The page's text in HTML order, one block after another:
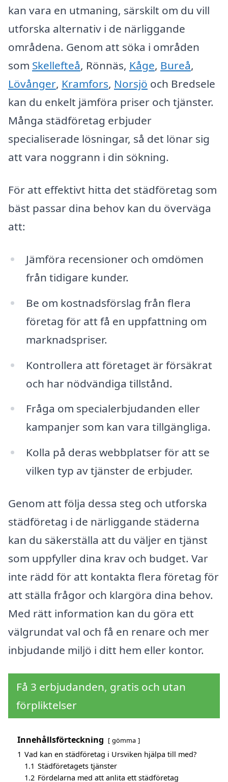
kan vara en utmaning, särskilt om du vill
utforska alternativ i de närliggande
områdena. Genom att söka i områden
som Skellefteå, Rönnäs, Kåge, Bureå,
Lövånger, Kramfors, Norsjö och Bredsele
kan du enkelt jämföra priser och tjänster.
Många städföretag erbjuder
specialiserade lösningar, så det lönar sig
att vara noggrann i din sökning.
För att effektivt hitta det städföretag som
bäst passar dina behov kan du överväga
att:
Jämföra recensioner och omdömen
från tidigare kunder.
Be om kostnadsförslag från flera
företag för att få en uppfattning om
marknadspriser.
Kontrollera att företaget är försäkrat
och har nödvändiga tillstånd.
Fråga om specialerbjudanden eller
kampanjer som kan vara tillgängliga.
Kolla på deras webbplatser för att se
vilken typ av tjänster de erbjuder.
Genom att följa dessa steg och utforska
städföretag i de närliggande städerna
kan du säkerställa att du väljer en tjänst
som uppfyller dina krav och budget. Var
inte rädd för att kontakta flera företag för
att ställa frågor och klargöra dina behov.
Med rätt information kan du göra ett
välgrundat val och få en renare och mer
inbjudande miljö i ditt hem eller kontor.
Få 3 erbjudanden, gratis och utan
förpliktelser
Innehållsförteckning gömma
1 Vad kan en städföretag i Ursviken hjälpa till med?
1.1 Städföretagets tjänster
1.2 Fördelarna med att anlita ett städföretag